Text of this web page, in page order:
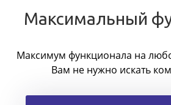
Максимальный
Максимум функционала на
Вам не нужно искать